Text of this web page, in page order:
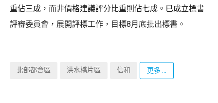
重佔三成，而非價格建議評分比重則佔七成。已成立標書
評審委員會，展開評標工作，目標8月底批出標書。
北部都會區 洪水橋片區 信和 更多 ...